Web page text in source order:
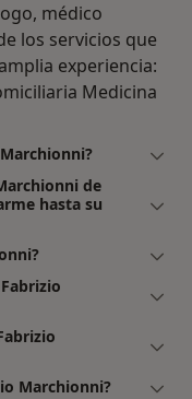
médico
los servicios que
experiencia:
Medicina
de
hasta su
Marchionni?